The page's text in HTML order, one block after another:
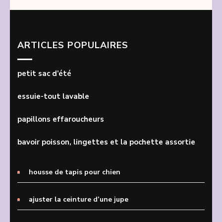
ARTICLES POPULAIRES
petit sac d’été
essuie-tout lavable
papillons effaroucheurs
bavoir poisson, lingettes et la pochette assortie
housse de tapis pour chien
ajuster la ceinture d’une jupe